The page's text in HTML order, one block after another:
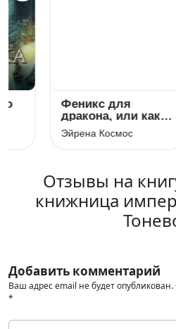
Феникс для
дракона, или как
убежать от
истинного
Эйрена Космос
Отзывы на
книжница
Добавить комментарий
Ваш адрес email не будет опубликован.
*